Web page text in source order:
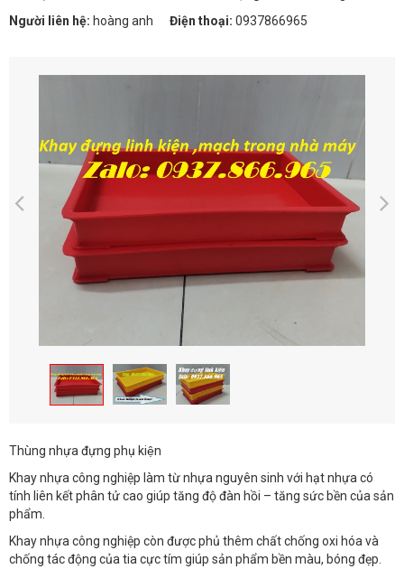
Người liên hệ: hoàng anh Điện thoại: 0937866965
Thùng nhựa đựng phụ kiện
Khay nhựa công nghiệp làm từ nhựa nguyên sinh với hạt nhựa có
tính liên kết phân tử cao giúp tăng độ đàn hồi – tăng sức bền của sản
phẩm.
Khay nhựa công nghiệp còn được phủ thêm chất chống oxi hóa và
chống tác động của tia cực tím giúp sản phẩm bền màu, bóng đẹp.